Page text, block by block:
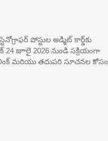
పోస్టుల అడ్మిట్ కార్డ్‌కు
జూలై 2026 నుండి సక్రియంగా
లింక్ మరియు తదుపరి సూచనల కోసం